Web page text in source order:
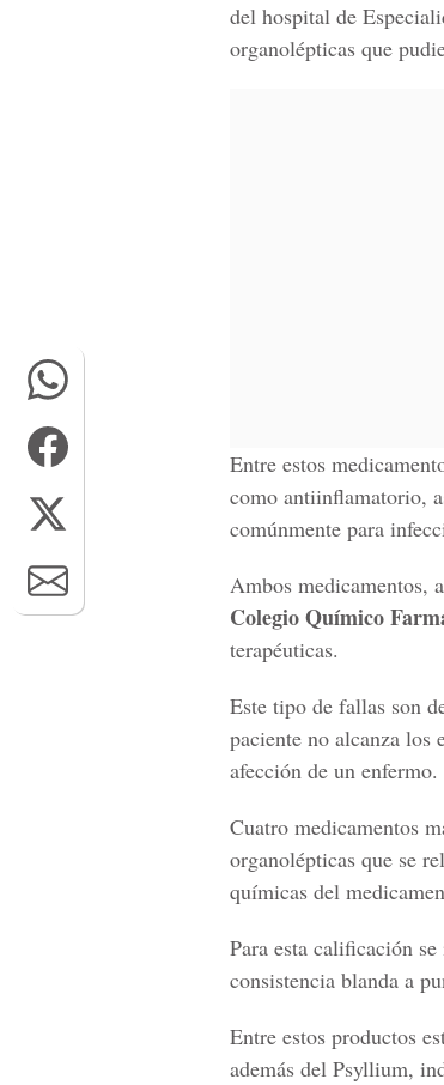
del hospital de
organolépticas que
Entre estos
como antiinflamatorio,
comúnmente para
Ambos medicamentos,
Colegio Químico
terapéuticas.
Este tipo de fallas son
paciente no alcanza los
afección de un enfermo.
Cuatro medicamentos
organolépticas que se
químicas del
Para esta calificación
consistencia blanda a
Entre estos productos
además del Psyllium,